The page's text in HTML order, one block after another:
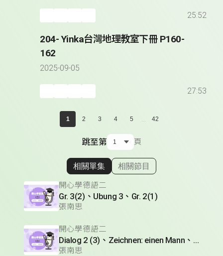
25:52
204- Yinka台灣地理教室下冊 P160-
162
2025-09-05
27:53
1 2 3 4 5 ... 42
跳至第 頁
顯示相關單集
相關單集 相關節目
開心學德語二
Gr. 3(2)、Ubung 3、Gr. 2(1)
張南思
開心學德語二
Dialog 2 (3)、Zeichnen: einen Mann、Lesetext 1(1)
張南思